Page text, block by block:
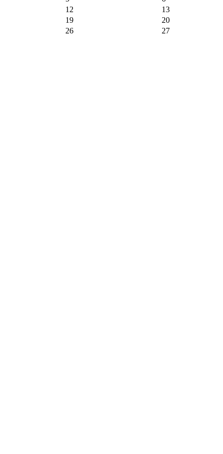
12
13
19
20
26
27